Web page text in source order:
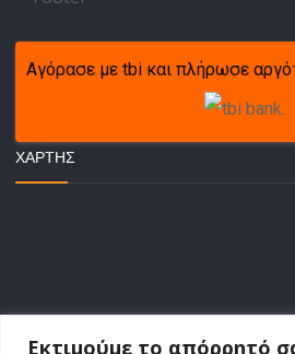
Εκτιμούμε το απόρρητό
Αγόρασε με tbi και πλήρωσε
ΧΆΡΤΗΣ